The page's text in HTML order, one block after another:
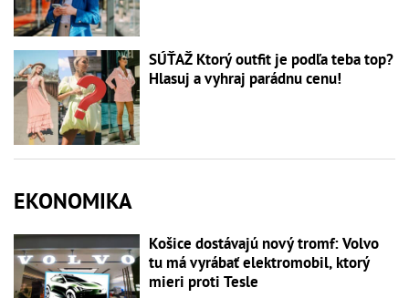
SÚŤAŽ Ktorý outfit je podľa teba top?
Hlasuj a vyhraj parádnu cenu!
EKONOMIKA
Košice dostávajú nový tromf: Volvo
tu má vyrábať elektromobil, ktorý
mieri proti Tesle